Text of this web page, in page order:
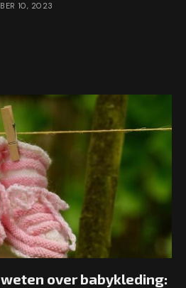
10, 2023
over babykleding: